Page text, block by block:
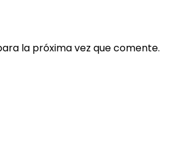
la próxima vez que comente.